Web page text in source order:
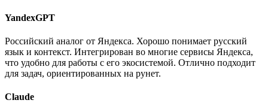
YandexGPT
Российский аналог от Яндекса. Хорошо понимает русский
язык и контекст. Интегрирован во многие сервисы Яндекса,
что удобно для работы с его экосистемой. Отлично подходит
для задач, ориентированных на рунет.
Claude